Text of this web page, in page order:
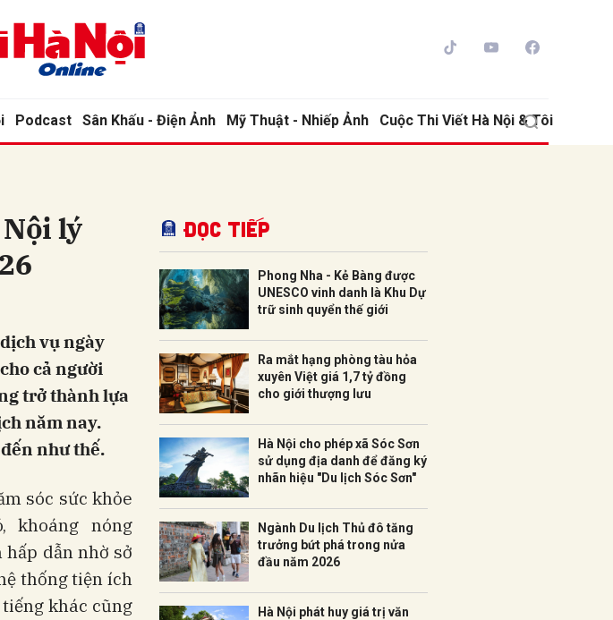
Podcast Sân Khấu - Điện Ảnh Mỹ Thuật - Nhiếp Ảnh Cuộc Thi Viết Hà Nội & Tôi
lý
vụ ngày
cả người
trở thành lựa
năm nay.
như thế.
sóc sức khỏe
khoáng nóng
dẫn nhờ sở
thống tiện ích
khác cũng
Đọc tiếp
Phong Nha - Kẻ Bàng được
UNESCO vinh danh là Khu Dự
trữ sinh quyển thế giới
Ra mắt hạng phòng tàu hỏa
xuyên Việt giá 1,7 tỷ đồng
cho giới thượng lưu
Hà Nội cho phép xã Sóc Sơn
sử dụng địa danh để đăng ký
nhãn hiệu "Du lịch Sóc Sơn"
Ngành Du lịch Thủ đô tăng
trưởng bứt phá trong nửa
đầu năm 2026
Hà Nội phát huy giá trị văn
Gửi